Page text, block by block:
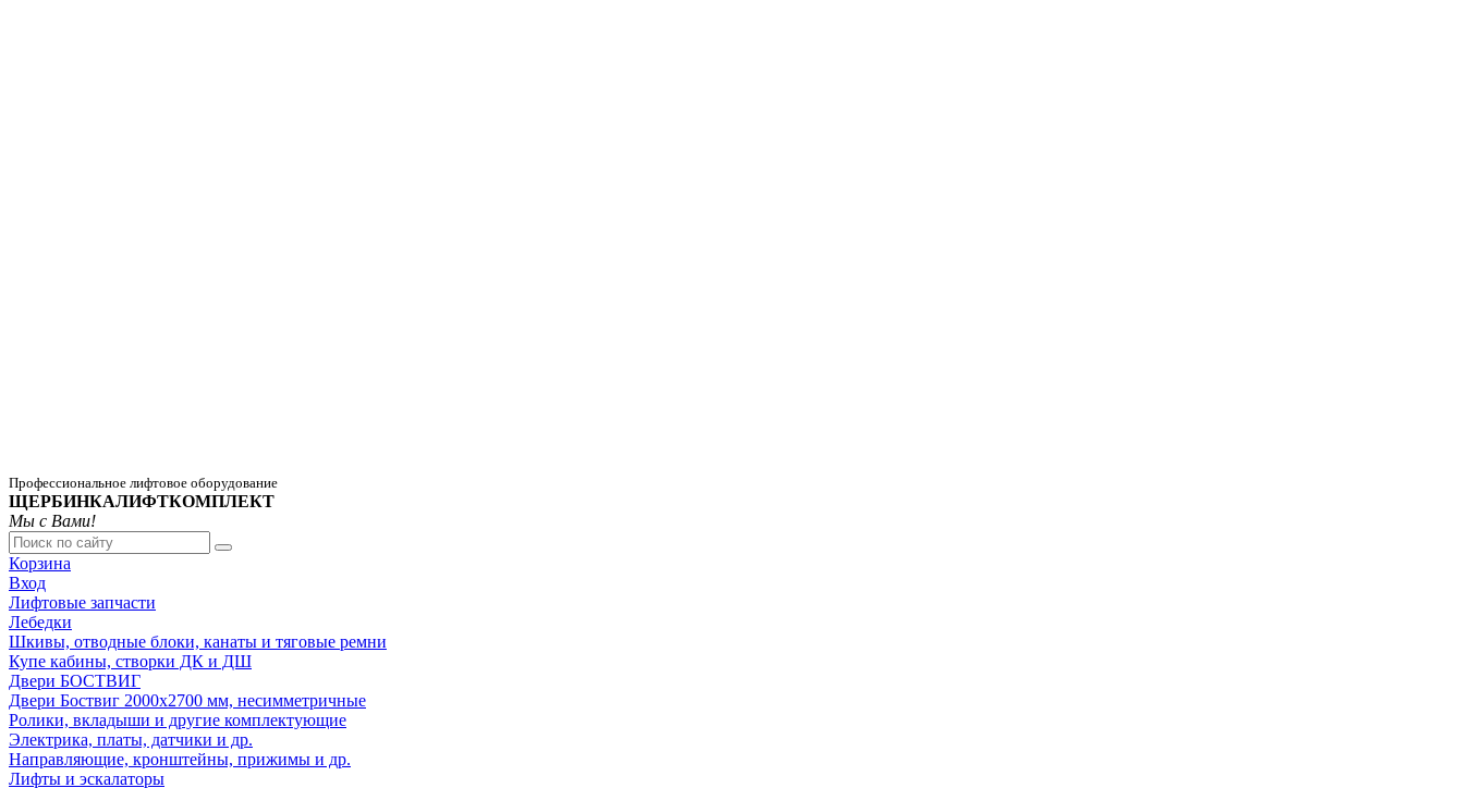
Профессиональное лифтовое оборудование
ЩЕРБИНКАЛИФТКОМПЛЕКТ
Мы с Вами!
Корзина
Вход
Лифтовые запчасти
Лебедки
Шкивы, отводные блоки, канаты и тяговые ремни
Купе кабины, створки ДК и ДШ
Двери БОСТВИГ
Двери Боствиг 2000х2700 мм, несимметричные
Ролики, вкладыши и другие комплектующие
Электрика, платы, датчики и др.
Направляющие, кронштейны, прижимы и др.
Лифты и эскалаторы